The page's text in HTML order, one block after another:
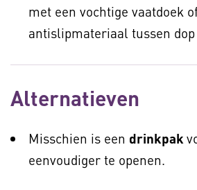
met een vochtige vaatdoek
antislipmateriaal tussen
Alternatieven
Misschien is een drinkpak
eenvoudiger te openen.